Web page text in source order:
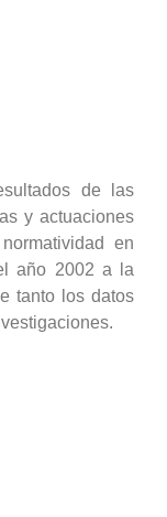
de las
y actuaciones
en
año 2002 a la
tanto los datos